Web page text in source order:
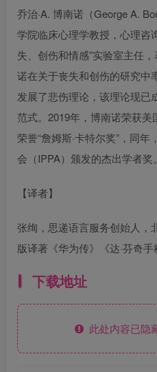
乔治·A. 博南诺（George A.
学院临床心理学教授，心理咨
失、创伤和情感”实验室主任
诺在关于丧失和创伤的研究中
发展了悲伤理论，该理论现已
范式。2019年，博南诺荣获
荣誉“詹姆斯·卡特尔奖”，同
会（IPPA）颁发的杰出学者奖。
【译者】
张绚，思递语言服务创始人，
版译著《华为传》《达·芬奇手
下载地址
此处内容已隐